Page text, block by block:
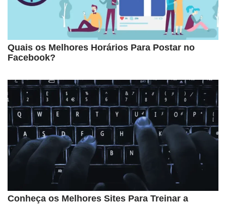
Quais os Melhores Horários Para Postar no
Facebook?
Conheça os Melhores Sites Para Treinar a